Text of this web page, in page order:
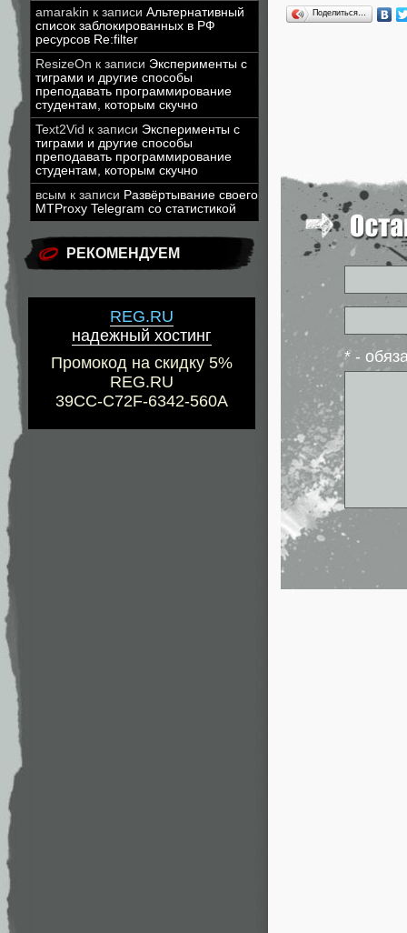
amarakin к записи Альтернативный
список заблокированных в РФ
ресурсов Re:filter
ResizeOn к записи Эксперименты с
тиграми и другие способы
преподавать программирование
студентам, которым скучно
Text2Vid к записи Эксперименты с
тиграми и другие способы
преподавать программирование
студентам, которым скучно
всым к записи Развёртывание своего
MTProxy Telegram со статистикой
РЕКОМЕНДУЕМ
REG.RU
надежный хостинг
Промокод на скидку 5%
REG.RU
39CC-C72F-6342-560A
Поделиться…
* -